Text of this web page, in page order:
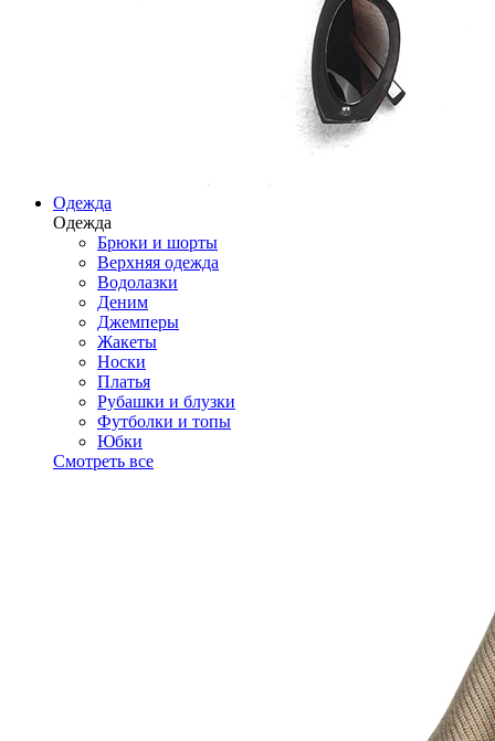
Одежда
Одежда
Брюки и шорты
Верхняя одежда
Водолазки
Деним
Джемперы
Жакеты
Носки
Платья
Рубашки и блузки
Футболки и топы
Юбки
Смотреть все